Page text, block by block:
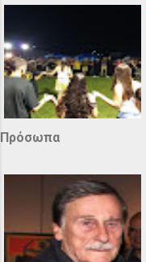
Πρόσωπα